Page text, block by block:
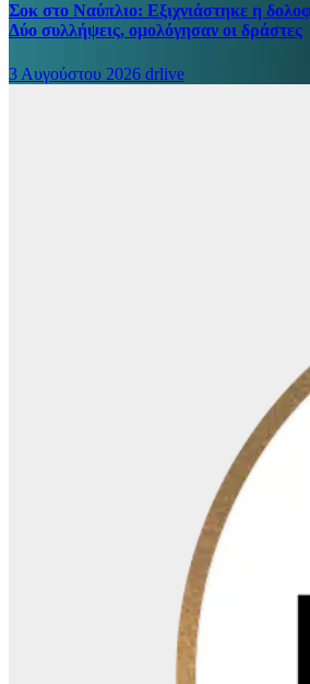
Σοκ στο Ναύπλιο: Εξιχνιάστηκε η
Δύο συλλήψεις, ομολόγησαν οι δράστες
3 Αυγούστου 2026 drlive